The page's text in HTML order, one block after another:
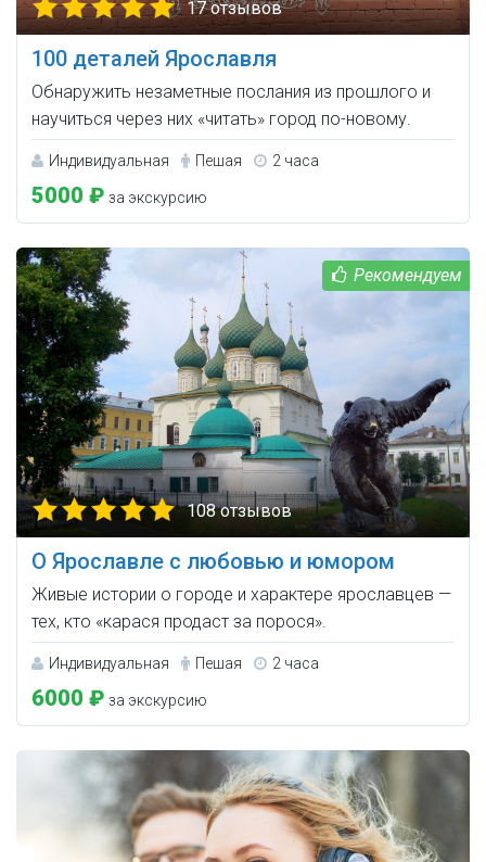
17 отзывов
100 деталей Ярославля
Обнаружить незаметные послания из прошлого и
научиться через них «читать» город по-новому.
Индивидуальная Пешая 2 часа
5000 ₽ за экскурсию
108 отзывов
О Ярославле с любовью и юмором
Живые истории о городе и характере ярославцев —
тех, кто «карася продаст за порося».
Индивидуальная Пешая 2 часа
6000 ₽ за экскурсию